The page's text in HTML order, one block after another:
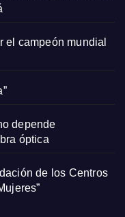
el campeón mundial
depende
óptica
de los Centros